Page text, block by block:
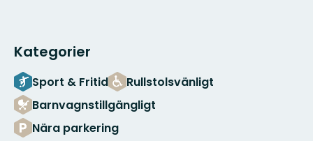
Kategorier
Sport & Fritid
Rullstolsvänligt
Barnvagnstillgängligt
Nära parkering